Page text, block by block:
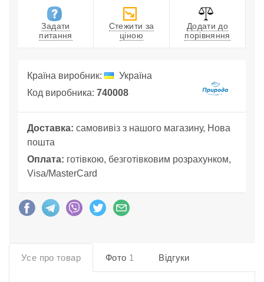
Задати
питання
Стежити за
ціною
Додати до
порівняння
Країна виробник:
Україна
Код виробника: 740008
Доставка: самовивіз з нашого магазину, Нова
пошта
Оплата: готівкою, безготівковим розрахунком,
Visa/MasterCard
Усе про товар Фото 1 Відгуки